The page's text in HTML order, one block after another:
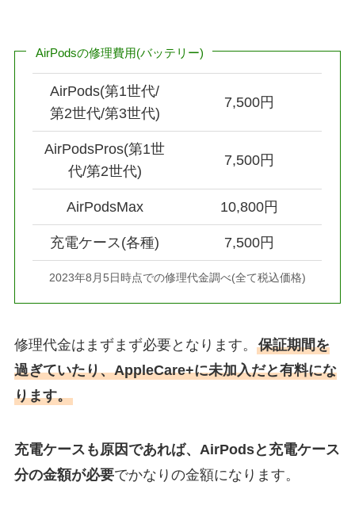
AirPodsの修理費用(バッテリー)
AirPods(第1世代/
第2世代/第3世代)
7,500円
AirPodsPros(第1世
代/第2世代)
7,500円
AirPodsMax 10,800円
充電ケース(各種) 7,500円
2023年8月5日時点での修理代金調べ(全て税込価格)
修理代金はまずまず必要となります。 保証期間を
過ぎていたり、AppleCare+に未加入だと有料にな
ります。
充電ケースも原因であれば、AirPodsと充電ケース
分の金額が必要でかなりの金額になります。